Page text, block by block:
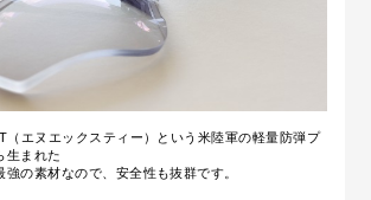
（エヌエックスティー）という米陸軍の軽量防弾プ
生まれた
の素材なので、安全性も抜群です。